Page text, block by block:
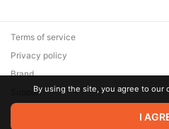
© 2026 Zaya Solutions Limited. All
are the property of their respective
Terms of service
Privacy policy
Brand
SupportBy using the site, you agree to our
I